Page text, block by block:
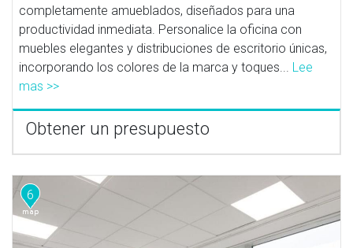
completamente amueblados, diseñados para una
productividad inmediata. Personalice la oficina con
muebles elegantes y distribuciones de escritorio únicas,
incorporando los colores de la marca y toques... Lee
mas >>
Obtener un presupuesto
6